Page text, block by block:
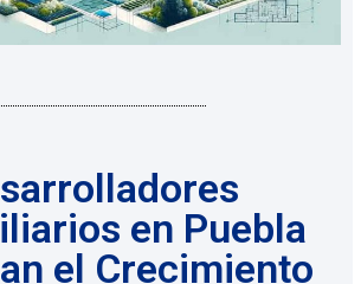
en Puebla
el Crecimiento